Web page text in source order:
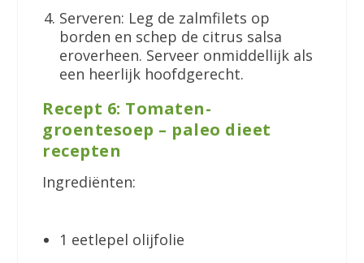
Serveren: Leg de zalmfilets op
borden en schep de citrus salsa
eroverheen. Serveer onmiddellijk als
een heerlijk hoofdgerecht.
Recept 6: Tomaten-
groentesoep – paleo dieet
recepten
Ingrediënten:
1 eetlepel olijfolie